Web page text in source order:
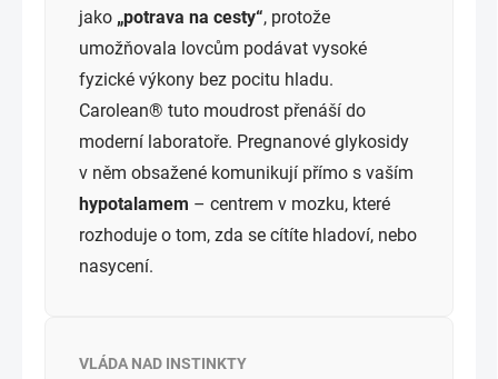
jako „potrava na cesty“, protože
umožňovala lovcům podávat vysoké
fyzické výkony bez pocitu hladu.
Carolean® tuto moudrost přenáší do
moderní laboratoře. Pregnanové glykosidy
v něm obsažené komunikují přímo s vaším
hypotalamem – centrem v mozku, které
rozhoduje o tom, zda se cítíte hladoví, nebo
nasycení.
VLÁDA NAD INSTINKTY